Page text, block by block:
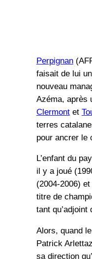
Perpignan
faisait de lui
nouveau
Azéma, après
Clermontet
terres
pour ancrer le
L’enfant du
il y a joué
(2004-2006)
titre de
tant qu’adjoint
Alors, quand
Patrick
sa direction